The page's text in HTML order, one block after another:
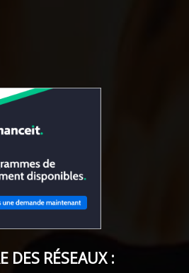
DES RÉSEAUX :